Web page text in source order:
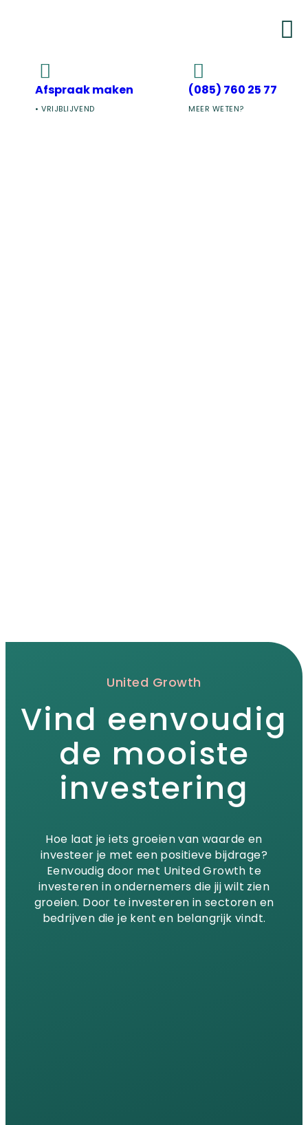
Afspraak maken
• VRIJBLIJVEND
(085) 760 25 77
MEER WETEN?
United Growth
Vind eenvoudig
de mooiste
investering
Hoe laat je iets groeien van waarde en
investeer je met een positieve bijdrage?
Eenvoudig door met United Growth te
investeren in ondernemers die jij wilt zien
groeien. Door te investeren in sectoren en
bedrijven die je kent en belangrijk vindt.